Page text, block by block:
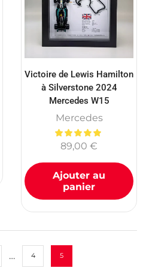
Victoire de Lewis Hamilton
à Silverstone 2024
Mercedes W15
Mercedes
89,00 €
Ajouter au
panier
… 4 5